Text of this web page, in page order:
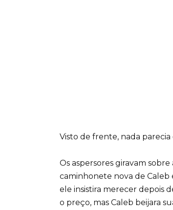
Visto de frente, nada parecia
Os aspersores giravam
caminhonete nova de
ele insistira merecer depois
o preço, mas Caleb beijara